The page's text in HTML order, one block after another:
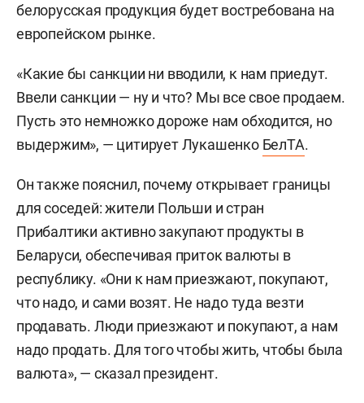
белорусская продукция будет востребована на
европейском рынке.
«Какие бы санкции ни вводили, к нам приедут.
Ввели санкции — ну и что? Мы все свое продаем.
Пусть это немножко дороже нам обходится, но
выдержим», — цитирует Лукашенко БелТА.
Он также пояснил, почему открывает границы
для соседей: жители Польши и стран
Прибалтики активно закупают продукты в
Беларуси, обеспечивая приток валюты в
республику. «Они к нам приезжают, покупают,
что надо, и сами возят. Не надо туда везти
продавать. Люди приезжают и покупают, а нам
надо продать. Для того чтобы жить, чтобы была
валюта», — сказал президент.